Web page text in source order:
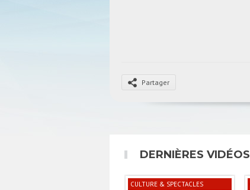
Partager
DERNIÈRES VIDÉOS
CULTURE & SPECTACLES